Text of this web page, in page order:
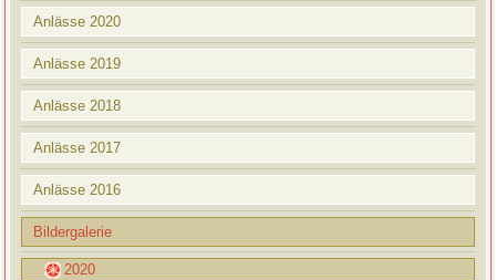
Anlässe 2020
Anlässe 2019
Anlässe 2018
Anlässe 2017
Anlässe 2016
Bildergalerie
2020